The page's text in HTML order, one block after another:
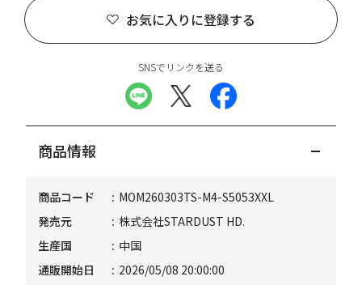
お気に入りに登録する
SNSでリンクを送る
商品情報
商品コード
MOM260303TS-M4-S5053XXL
発売元
株式会社STARDUST HD.
生産国
中国
通販開始日
2026/05/08 20:00:00